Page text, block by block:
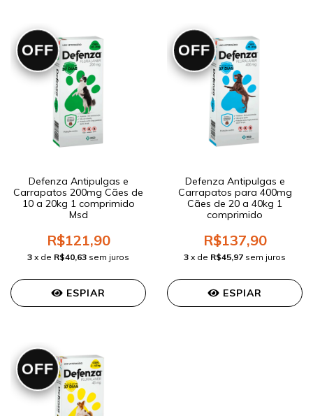
OFF
Defenza Antipulgas e
Carrapatos 200mg Cães de
10 a 20kg 1 comprimido
Msd
R$121,90
3 x de R$40,63 sem juros
ESPIAR
OFF
Defenza Antipulgas e
Carrapatos para 400mg
Cães de 20 a 40kg 1
comprimido
R$137,90
3 x de R$45,97 sem juros
ESPIAR
OFF